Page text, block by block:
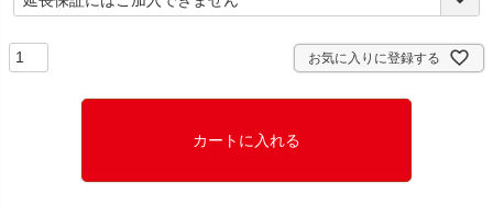
必
お気に入りに登録する
カートに入れる